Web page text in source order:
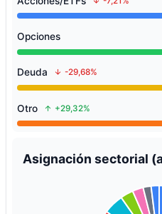
Opciones
Deuda -29,68%
Otro +29,32%
Asignación sectorial